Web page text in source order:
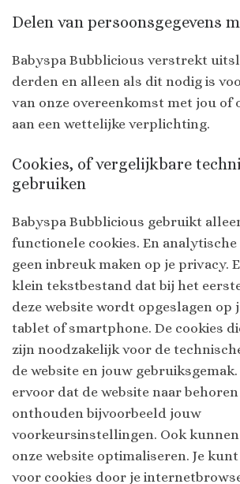
Delen van persoonsgegevens
Babyspa Bubblicious verstrekt
derden en alleen als dit nodig is
van onze overeenkomst met jou of
aan een wettelijke verplichting.
Cookies, of vergelijkbare
gebruiken
Babyspa Bubblicious gebruikt
functionele cookies. En analytische
geen inbreuk maken op je privacy.
klein tekstbestand dat bij het
deze website wordt opgeslagen op
tablet of smartphone. De cookies
zijn noodzakelijk voor de
de website en jouw
ervoor dat de website naar
onthouden bijvoorbeeld jouw
voorkeursinstellingen. Ook
onze website optimaliseren. Je
voor cookies door je